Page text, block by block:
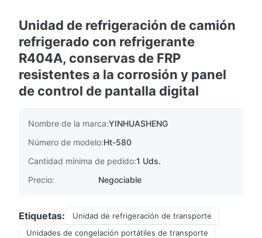
Unidad de refrigeración de camión
refrigerado con refrigerante
R404A, conservas de FRP
resistentes a la corrosión y panel
de control de pantalla digital
Nombre de la marca:YINHUASHENG
Número de modelo:Ht-580
Cantidad mínima de pedido:1 Uds.
Precio:
Negociable
Etiquetas:
Unidad de refrigeración de transporte
Unidades de congelación portátiles de transporte